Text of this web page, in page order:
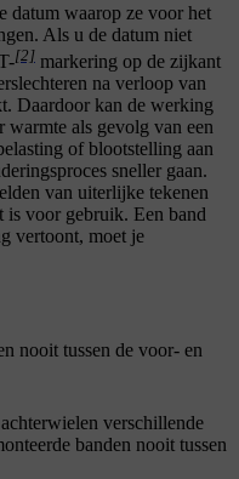
datum waarop ze voor het
Als u de datum niet
[2] markering op de zijkant
na verloop van
Daardoor kan de werking
warmte als gevolg van een
of blootstelling aan
sneller gaan.
van uiterlijke tekenen
is voor gebruik. Een band
vertoont, moet je
nooit tussen de voor- en
verschillende
banden nooit tussen